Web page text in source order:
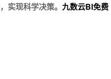
实现科学决策。 九数云BI免费